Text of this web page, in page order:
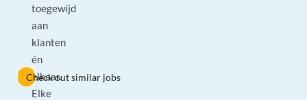
toegewijd
aan
klanten
én
elkaar.
Elke
Check out similar jobs